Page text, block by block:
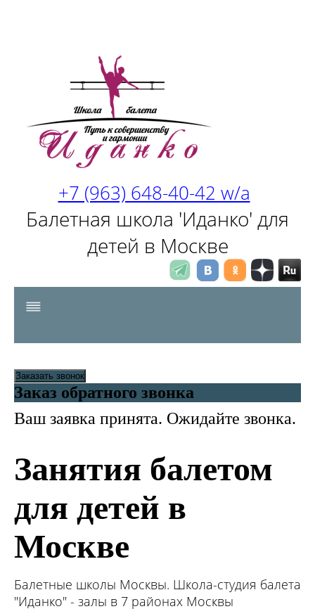
+7 (963) 648-40-42 w/a
Балетная школа 'Иданко' для
детей в Москве
Заказать звонок
Заказ обратного звонка
Ваш заявка принята. Ожидайте звонка.
Занятия балетом
для детей в
Москве
Балетные школы Москвы. Школа-студия балета
"Иданко" - залы в 7 районах Москвы